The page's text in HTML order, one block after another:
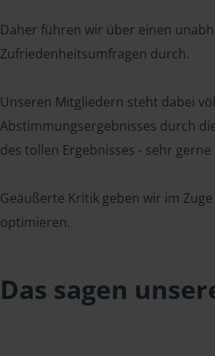
Daher führen wir über einen
Zufriedenheitsumfragen durch.
Unseren Mitgliedern steht dabei
Abstimmungsergebnisses durch
des tollen Ergebnisses - sehr gerne
Geäußerte Kritik geben wir im
optimieren.
Das sagen